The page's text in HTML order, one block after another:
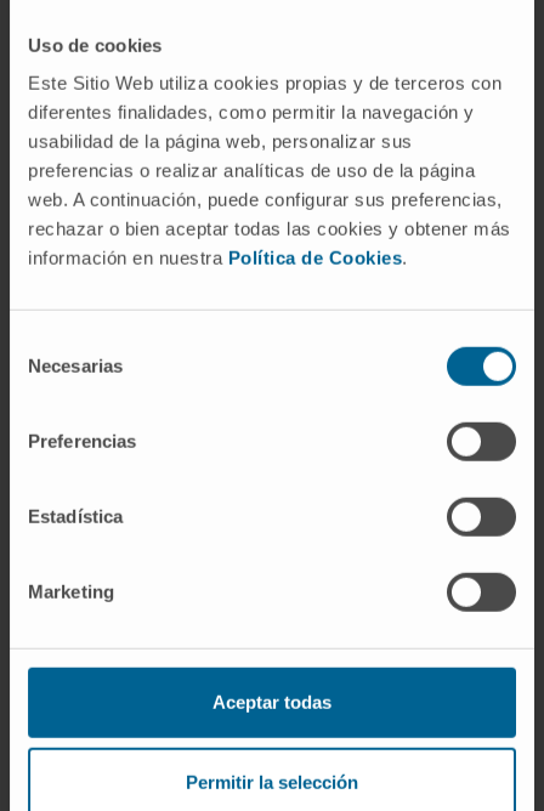
Uso de cookies
Este Sitio Web utiliza cookies propias y de terceros con
diferentes finalidades, como permitir la navegación y
usabilidad de la página web, personalizar sus
preferencias o realizar analíticas de uso de la página
web. A continuación, puede configurar sus preferencias,
rechazar o bien aceptar todas las cookies y obtener más
información en nuestra Política de Cookies.
Necesarias
Preferencias
Estadística
Marketing
Aceptar todas
Permitir la selección
teóricas y prácticas en la asignatura
“Aparato Digestivo” del Grado de Medicina de
la Universidad Europea de Madrid desde 2010
hasta 2017.
Co-director de dos Tesis Doctorales en la
de Alcalá de Henares.
En investigación
en revistas nacionales e internacionales.
orales y escritas en congresos nacionales e
Co-autor de 20 capítulos de libros de su